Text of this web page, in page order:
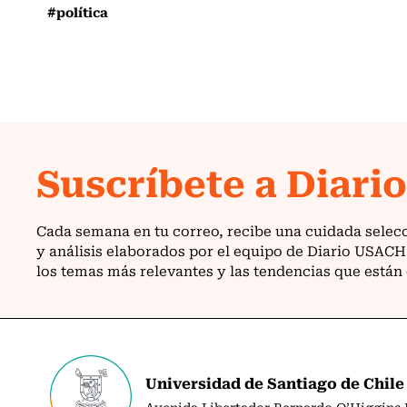
#política
Universidad de Santiago de Chile